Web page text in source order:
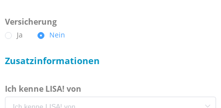
Versicherung
Ja Nein
Zusatzinformationen
Ich kenne LISA! von